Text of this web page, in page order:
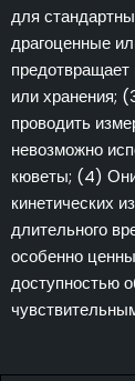
для
драгоценные
предотвращает
или хранения;
проводить
невозможно
кюветы; (4)
кинетических
длительного
особенно
доступностью